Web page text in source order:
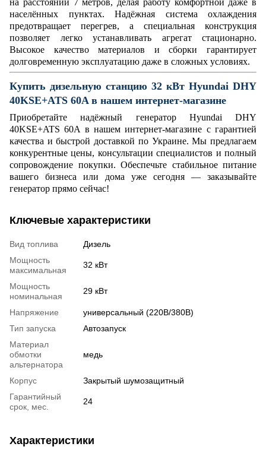
на расстоянии 7 метров, делая работу комфортной даже в
населённых пунктах. Надёжная система охлаждения
предотвращает перегрев, а специальная конструкция
позволяет легко устанавливать агрегат стационарно.
Высокое качество материалов и сборки гарантирует
долговременную эксплуатацию даже в сложных условиях.
Купить дизельную станцию 32 кВт Hyundai DHY
40KSE+ATS 60A в нашем интернет-магазине
Приобретайте надёжный генератор Hyundai DHY
40KSE+ATS 60A в нашем интернет-магазине с гарантией
качества и быстрой доставкой по Украине. Мы предлагаем
конкурентные цены, консультации специалистов и полный
сопровождение покупки. Обеспечьте стабильное питание
вашего бизнеса или дома уже сегодня — заказывайте
генератор прямо сейчас!
Ключевые характеристики
Вид топлива
Дизель
Мощность
максимальная
32 кВт
Мощность
номинальная
29 кВт
Напряжение
универсальный (220В/380В)
Тип запуска
Автозапуск
Материал
обмотки
альтернатора
медь
Корпус
Закрытый шумозащитный
Гарантийный
срок, мес.
24
Характеристики